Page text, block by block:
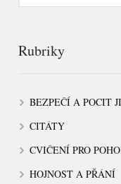
Rubriky
BEZPEČÍ A POCIT
CITÁTY
CVIČENÍ PRO
HOJNOST A PŘÁNÍ